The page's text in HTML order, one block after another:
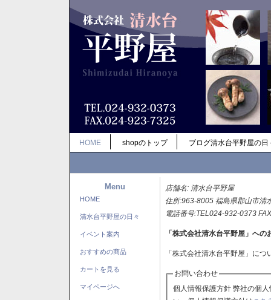
HOME shopのトップ ブログ清水台平野屋の日
Menu
HOME
清水台平野屋の日々
イベント案内
おすすめの商品
カートを見る
マイページへ
店舗名: 清水台平野屋
住所:963-8005 福島県郡山市清
電話番号:TEL024-932-0373
「株式会社清水台平野屋」への
「株式会社清水台平野屋」に
お問い合わせ
個人情報保護方針 弊社の個人情報保護方針に同意される場合はチェックボックスをクリックしてくださ